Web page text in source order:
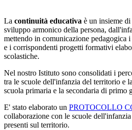
La continuità educativa è un insieme
sviluppo armonico della persona,
mettendo in comunicazione pedagogica
e i corrispondenti progetti formativi
scolastiche.
Nel nostro Istituto sono consolidati i
tra le scuole dell'infanzia del territorio e
scuola primaria e la secondaria di primo
E' stato elaborato un PROTOCOLLO
collaborazione con le scuole
presenti sul territorio.